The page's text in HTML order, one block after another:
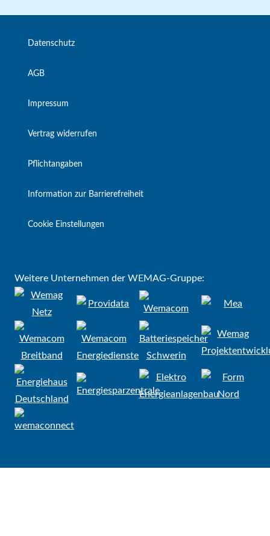
Datenschutz
AGB
Impressum
Vertrag widerrufen
Pflichtangaben
Information zur Barrierefreiheit
Cookie Einstellungen
Weitere Unternehmen der WEMAG-Gruppe: